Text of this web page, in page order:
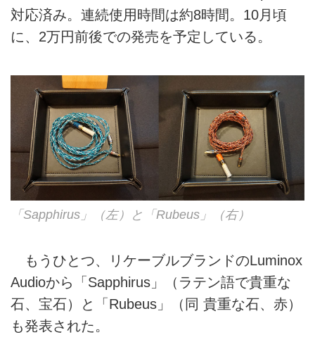
対応済み。連続使用時間は約8時間。10月頃
に、2万円前後での発売を予定している。
「Sapphirus」（左）と「Rubeus」（右）
もうひとつ、リケーブルブランドのLuminox
Audioから「Sapphirus」（ラテン語で貴重な
石、宝石）と「Rubeus」（同 貴重な石、赤）
も発表された。